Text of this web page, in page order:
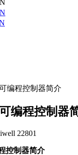
编程控制器简介
编程控制器
22801
控制器简介